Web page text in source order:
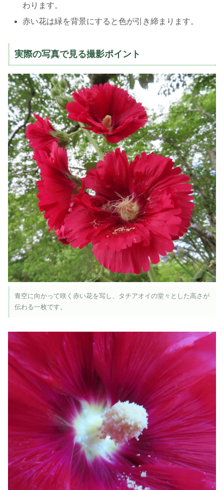
わります。
赤い花は緑を背景にすると色が引き締まります。
実際の写真で見る撮影ポイント
青空に向かって咲く赤い花を写し、タチアオイの堂々とした高さが
伝わる一枚です。